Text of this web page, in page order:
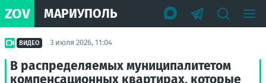
ZOV МАРИУПОЛЬ
ВИДЕО 3 июля 2026, 11:04
В распределяемых муниципалитетом
компенсационных квартирах, которые